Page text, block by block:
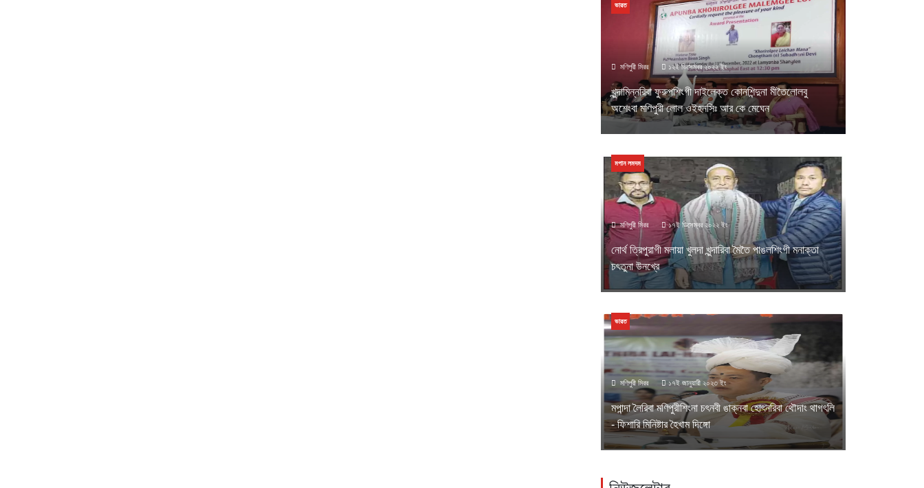
মণিপুরী মিরর ১২ই ডিসেম্বর ২০২২ ইং
খুন্দামিন্নরিবা ফুরুপশিংগী দাইলেক্ত কোনশিন্দুনা মীতৈলোলবু
অশেংবা মণিপুরী লোল ওইহনসিঃ আর কে মেঘেন
ভারত
মণিপুরী মিরর ১৭ই ডিসেম্বর ২০২২ ইং
নোর্থ ত্রিপুরাগী মলায়া খুলদা খুন্দারিবা মৈতৈ পাঙলশিংগী মনাক্তা
চৎতুনা উনখ্রে
মপান লমদম
মণিপুরী মিরর ১৭ই জানুয়ারী ২০২৩ ইং
মপান্দা লৈরিবা মণিপুরীশিংনা চৎনবী ঙাক্নবা হোৎনরিবা থৌদাং থাগৎলি
- ফিশারি মিনিষ্টার হৈখাম দিঙ্গো
ভারত